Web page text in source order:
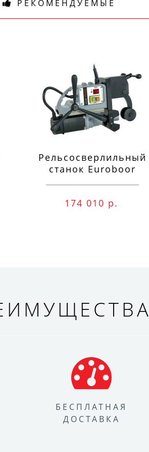
РЕКОМЕНДУЕМЫЕ
Рельсосверлильный
станок Euroboor
174 010 р.
БЕСПЛАТНАЯ
ДОСТАВКА